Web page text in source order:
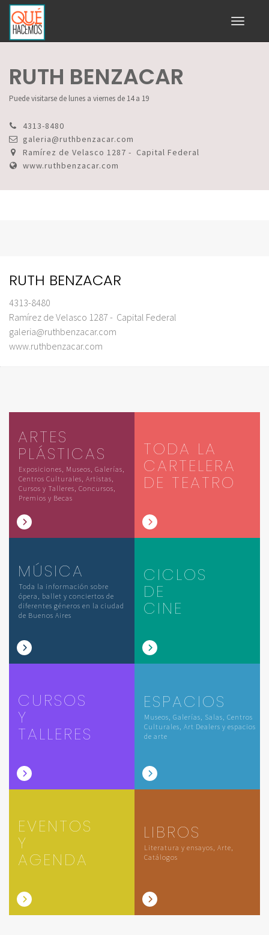
Toggle
RUTH BENZACAR
Puede visitarse de lunes a viernes de 14 a 19
4313-8480
galeria@ruthbenzacar.com
Ramírez de Velasco 1287 - Capital Federal
www.ruthbenzacar.com
RUTH BENZACAR
4313-8480
Ramírez de Velasco 1287 - Capital Federal
galeria@ruthbenzacar.com
www.ruthbenzacar.com
ARTES
PLÁSTICAS
Exposiciones, Museos, Galerías,
Centros Culturales, Artistas,
Cursos y Talleres, Concursos,
Premios y Becas
TODA LA
CARTELERA
DE TEATRO
MÚSICA
Toda la información sobre
ópera, ballet y conciertos de
diferentes géneros en la ciudad
de Buenos Aires
CICLOS
DE
CINE
CURSOS
Y
TALLERES
ESPACIOS
Museos, Galerías, Salas, Centros
Culturales, Art Dealers y espacios
de arte
EVENTOS
Y
AGENDA
LIBROS
Literatura y ensayos, Arte,
Catálogos